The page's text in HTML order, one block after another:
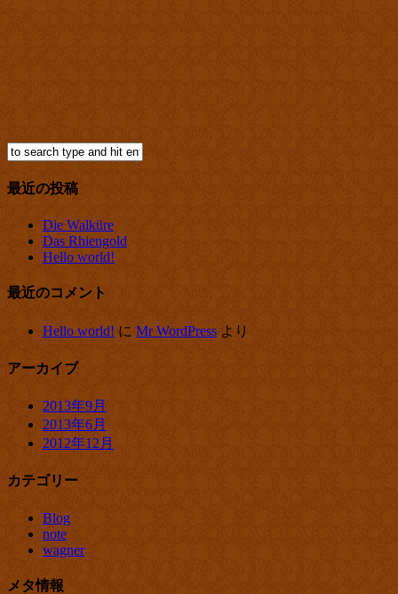
最近の投稿
Die Walküre
Das Rhiengold
Hello world!
最近のコメント
Hello world! に Mr WordPress より
アーカイブ
2013年9月
2013年6月
2012年12月
カテゴリー
Blog
note
wagner
メタ情報